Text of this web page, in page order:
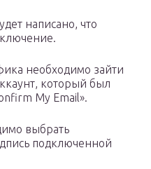
написано, что
необходимо зайти
который был
My Email».
выбрать
подключенной